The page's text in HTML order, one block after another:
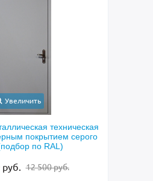
Увеличить
входная
вставкой, порошковым
ручкой-скобой,
руб. 49 500 руб.